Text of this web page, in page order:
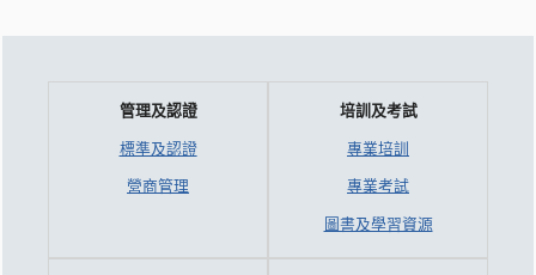
管理及認證
標準及認證
營商管理
培訓及考試
專業培訓
專業考試
圖書及學習資源